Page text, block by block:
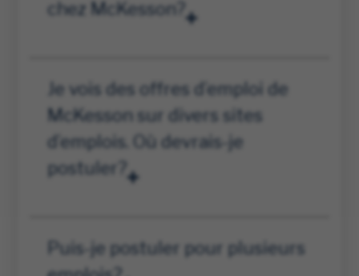
chez McKesson?
Je vois des offres d’emploi de
McKesson sur divers sites
d’emplois. Où devrais-je
postuler?
Puis-je postuler pour plusieurs